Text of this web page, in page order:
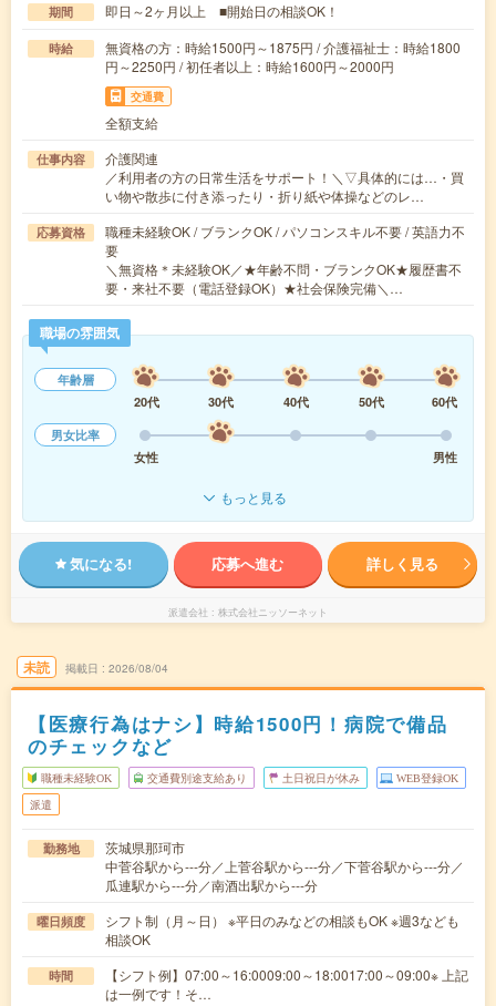
期間 即日～2ヶ月以上 ■開始日の相談OK！
時給
無資格の方：時給1500円～1875円 / 介護福祉士：時給1800
円～2250円 / 初任者以上：時給1600円～2000円
交通費
全額支給
仕事内容
介護関連
／利用者の方の日常生活をサポート！＼▽具体的には…・買
い物や散歩に付き添ったり・折り紙や体操などのレ…
応募資格
職種未経験OK / ブランクOK / パソコンスキル不要 / 英語力不
要
＼無資格＊未経験OK／★年齢不問・ブランクOK★履歴書不
要・来社不要（電話登録OK）★社会保険完備＼…
職場の雰囲気
年齢層
20代
30代 40代 50代
60代
男女比率
女性
男性
もっと見る
気になる! 応募へ進む 詳しく見る
派遣会社 株式会社ニッソーネット
未読 掲載日 2026/08/04
【医療行為はナシ】時給1500円！病院で備品
のチェックなど
職種未経験OK 交通費別途支給あり 土日祝日が休み WEB登録OK
派遣
勤務地
茨城県那珂市
中菅谷駅から---分／上菅谷駅から---分／下菅谷駅から---分／
瓜連駅から---分／南酒出駅から---分
曜日頻度
シフト制（月～日） ※平日のみなどの相談もOK ※週3なども
相談OK
時間
【シフト例】07:00～16:0009:00～18:0017:00～09:00※ 上記
は一例です！そ…